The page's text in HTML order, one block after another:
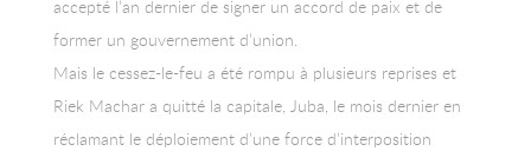
accepté l’an dernier de signer un accord de paix et de
former un gouvernement d’union.
Mais le cessez-le-feu a été rompu à plusieurs reprises et
Riek Machar a quitté la capitale, Juba, le mois dernier en
réclamant le déploiement d’une force d’interposition